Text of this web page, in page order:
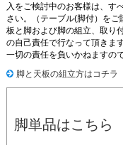
入をご検討中のお客様は、す
さい。（テーブル(脚付）を
板と脚および脚の組立、取り
の自己責任で行なって頂きま
一切の責任を負いかねますの
脚と天板の組立方はコチラ
脚単品はこちら